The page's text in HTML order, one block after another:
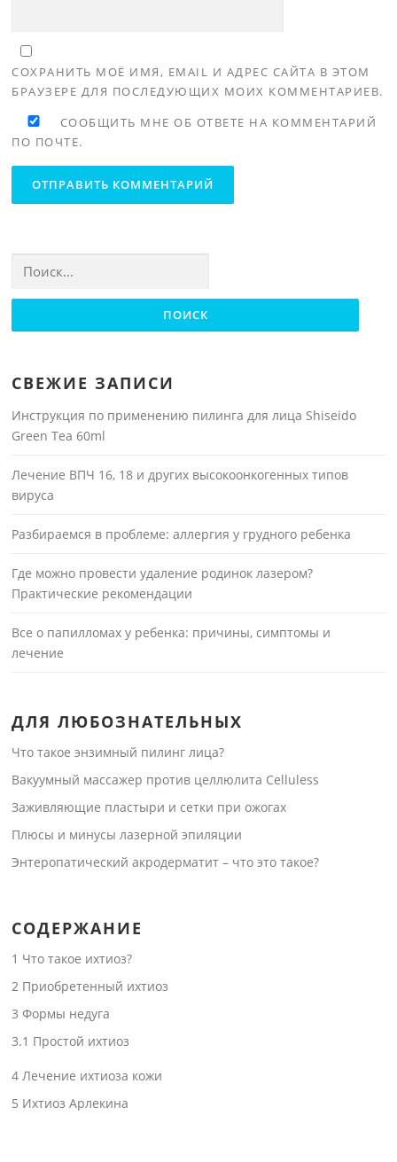
СОХРАНИТЬ МОЁ ИМЯ, EMAIL И АДРЕС САЙТА В ЭТОМ
БРАУЗЕРЕ ДЛЯ ПОСЛЕДУЮЩИХ МОИХ КОММЕНТАРИЕВ.
СООБЩИТЬ МНЕ ОБ ОТВЕТЕ НА КОММЕНТАРИЙ
ПО ПОЧТЕ.
СВЕЖИЕ ЗАПИСИ
Инструкция по применению пилинга для лица Shiseido
Green Tea 60ml
Лечение ВПЧ 16, 18 и других высокоонкогенных типов
вируса
Разбираемся в проблеме: аллергия у грудного ребенка
Где можно провести удаление родинок лазером?
Практические рекомендации
Все о папилломах у ребенка: причины, симптомы и
лечение
ДЛЯ ЛЮБОЗНАТЕЛЬНЫХ
Что такое энзимный пилинг лица?
Вакуумный массажер против целлюлита Celluless
Заживляющие пластыри и сетки при ожогах
Плюсы и минусы лазерной эпиляции
Энтеропатический акродерматит – что это такое?
СОДЕРЖАНИЕ
1 Что такое ихтиоз?
2 Приобретенный ихтиоз
3 Формы недуга
3.1 Простой ихтиоз
4 Лечение ихтиоза кожи
5 Ихтиоз Арлекина